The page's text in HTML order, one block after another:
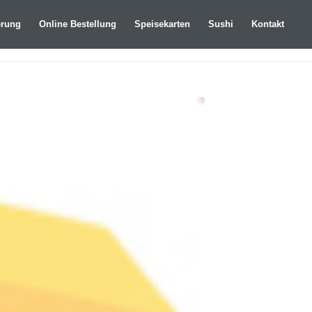
Online Bestellung Speisekarten Sushi Kontakt